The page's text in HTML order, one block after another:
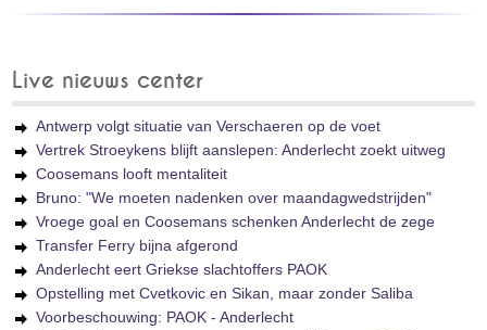
Live nieuws center
Antwerp volgt situatie van Verschaeren op de voet
Vertrek Stroeykens blijft aanslepen: Anderlecht zoekt uitweg
Coosemans looft mentaliteit
Bruno: "We moeten nadenken over maandagwedstrijden"
Vroege goal en Coosemans schenken Anderlecht de zege
Transfer Ferry bijna afgerond
Anderlecht eert Griekse slachtoffers PAOK
Opstelling met Cvetkovic en Sikan, maar zonder Saliba
Voorbeschouwing: PAOK - Anderlecht